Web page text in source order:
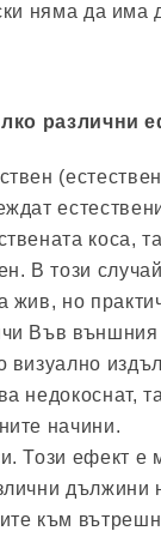
няма да има
различни
коса,
В този
жив, но
Във външния
визуално
недокоснат,
начини.
Този ефект е
дължини
към